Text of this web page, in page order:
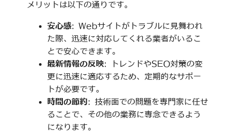
メリットは以下の通りです。
安心感: Webサイトがトラブルに見舞われ
た際、迅速に対応してくれる業者がいるこ
とで安心できます。
最新情報の反映: トレンドやSEO対策の変
更に迅速に適応するため、定期的なサポー
トが必要です。
時間の節約: 技術面での問題を専門家に任せ
ることで、その他の業務に専念できるよう
になります。